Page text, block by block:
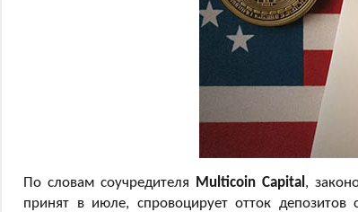
По словам соучредителя Multicoin Capital ,
принят в июле, спровоцирует отток